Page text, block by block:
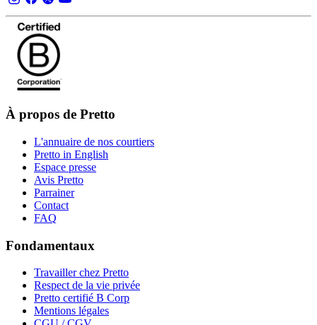
À propos de Pretto
L'annuaire de nos courtiers
Pretto in English
Espace presse
Avis Pretto
Parrainer
Contact
FAQ
Fondamentaux
Travailler chez Pretto
Respect de la vie privée
Pretto certifié B Corp
Mentions légales